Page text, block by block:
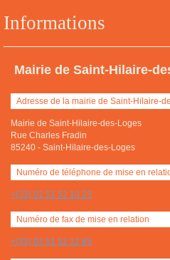
Informations
Mairie de Saint-Hilaire-
Adresse de la mairie de Saint-Hilaire-
Mairie de Saint-Hilaire-des-Loges
Rue Charles Fradin
85240 - Saint-Hilaire-des-Loges
Numéro de téléphone de mise en
+(33) 02 51 52 10 23
Numéro de fax de mise en relation
+(33) 02 51 52 12 85